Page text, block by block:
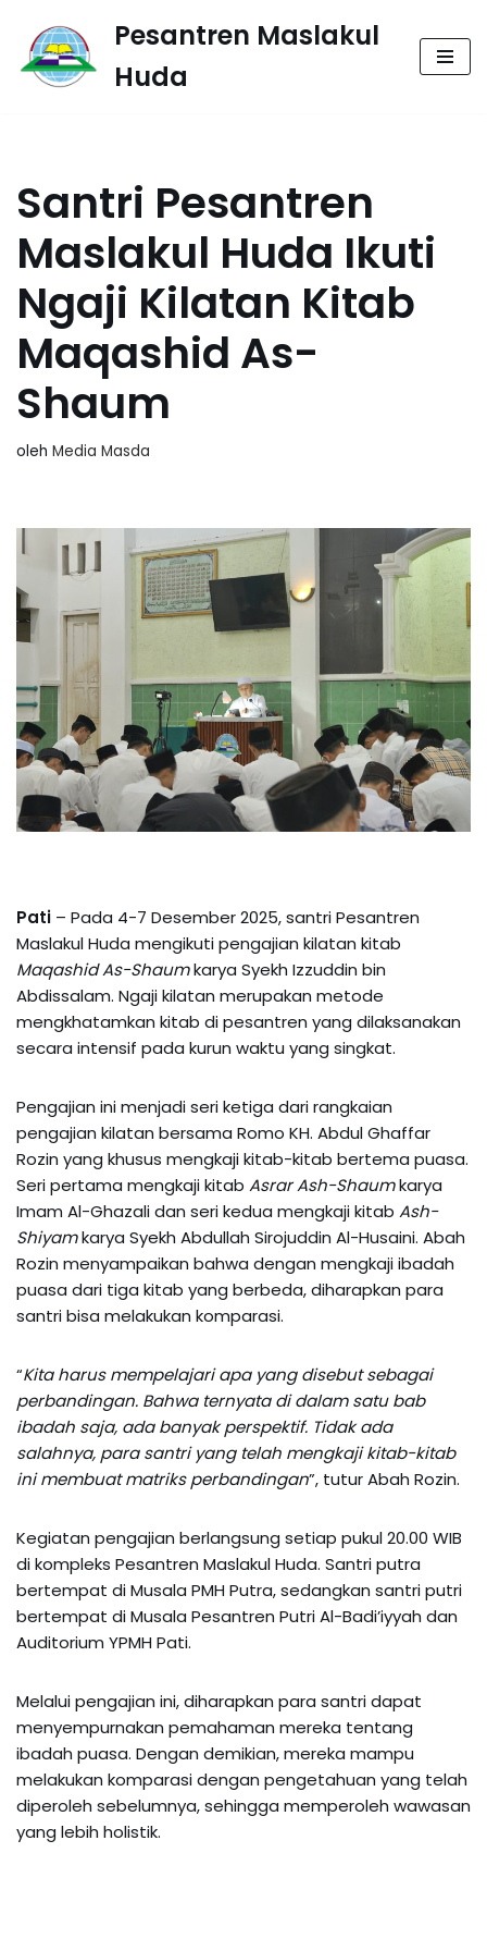
Lompat
Pesantren Maslakul
Huda
Santri Pesantren
Maslakul Huda Ikuti
Ngaji Kilatan Kitab
Maqashid As-
Shaum
oleh Media Masda
Pati – Pada 4-7 Desember 2025, santri Pesantren
Maslakul Huda mengikuti pengajian kilatan kitab
Maqashid As-Shaumkarya Syekh Izzuddin bin
Abdissalam. Ngaji kilatan merupakan metode
mengkhatamkan kitab di pesantren yang dilaksanakan
secara intensif pada kurun waktu yang singkat.
Pengajian ini menjadi seri ketiga dari rangkaian
pengajian kilatan bersama Romo KH. Abdul Ghaffar
Rozin yang khusus mengkaji kitab-kitab bertema puasa.
Seri pertama mengkaji kitab Asrar Ash-Shaumkarya
Imam Al-Ghazali dan seri kedua mengkaji kitab Ash-
Shiyamkarya Syekh Abdullah Sirojuddin Al-Husaini. Abah
Rozin menyampaikan bahwa dengan mengkaji ibadah
puasa dari tiga kitab yang berbeda, diharapkan para
santri bisa melakukan komparasi.
“Kita harus mempelajari apa yang disebut sebagai
perbandingan. Bahwa ternyata di dalam satu bab
ibadah saja, ada banyak perspektif. Tidak ada
salahnya, para santri yang telah mengkaji kitab-kitab
ini membuat matriks perbandingan”, tutur Abah Rozin.
Kegiatan pengajian berlangsung setiap pukul 20.00 WIB
di kompleks Pesantren Maslakul Huda. Santri putra
bertempat di Musala PMH Putra, sedangkan santri putri
bertempat di Musala Pesantren Putri Al-Badi’iyyah dan
Auditorium YPMH Pati.
Melalui pengajian ini, diharapkan para santri dapat
menyempurnakan pemahaman mereka tentang
ibadah puasa. Dengan demikian, mereka mampu
melakukan komparasi dengan pengetahuan yang telah
diperoleh sebelumnya, sehingga memperoleh wawasan
yang lebih holistik.